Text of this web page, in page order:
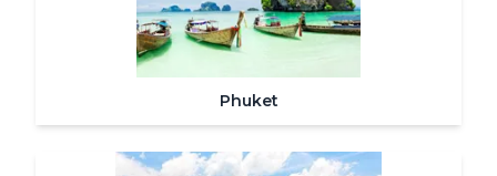
Phuket